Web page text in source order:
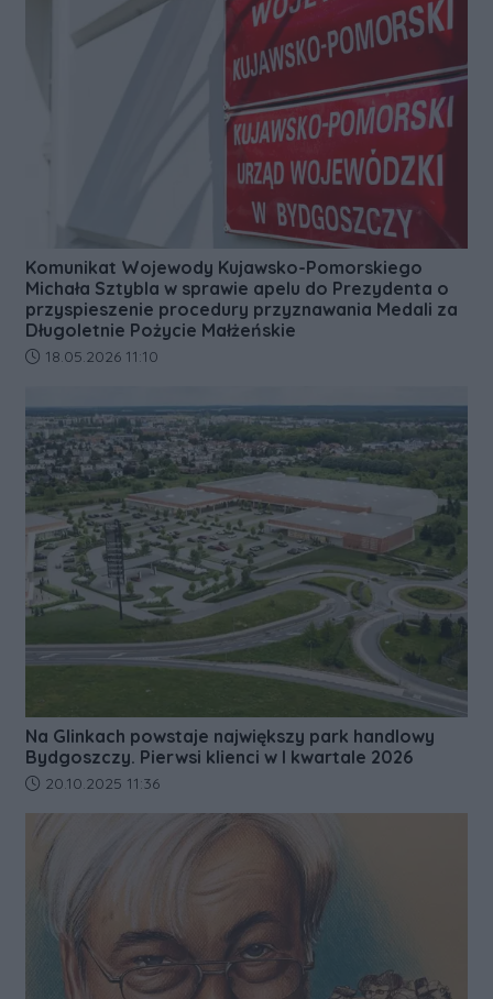
Komunikat Wojewody Kujawsko-Pomorskiego
Michała Sztybla w sprawie apelu do Prezydenta o
przyspieszenie procedury przyznawania Medali za
Długoletnie Pożycie Małżeńskie
Data dodania artykułu:
18.05.2026 11:10
Na Glinkach powstaje największy park handlowy
Bydgoszczy. Pierwsi klienci w I kwartale 2026
Data dodania artykułu:
20.10.2025 11:36